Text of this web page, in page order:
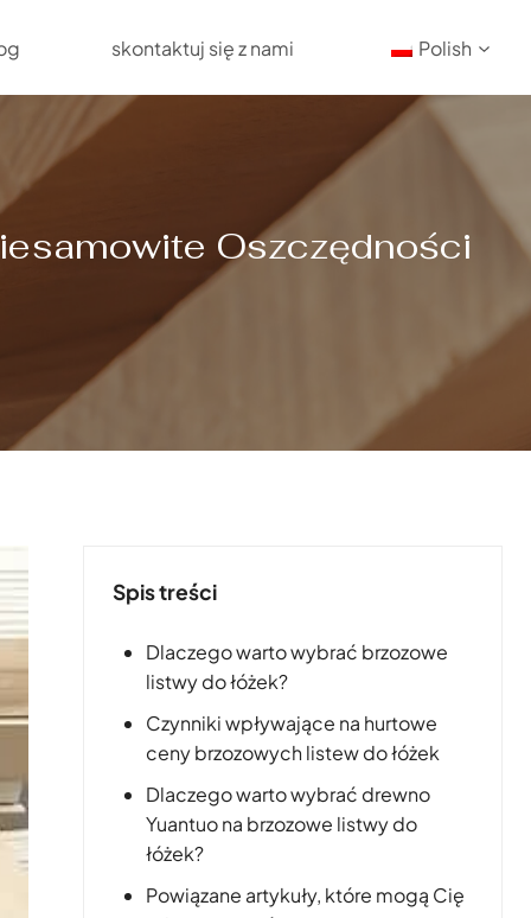
skontaktuj się z nami Polish
Oszczędności
Spis treści
Dlaczego warto wybrać brzozowe
listwy do łóżek?
Czynniki wpływające na hurtowe
ceny brzozowych listew do łóżek
Dlaczego warto wybrać drewno
Yuantuo na brzozowe listwy do
łóżek?
Powiązane artykuły, które mogą Cię